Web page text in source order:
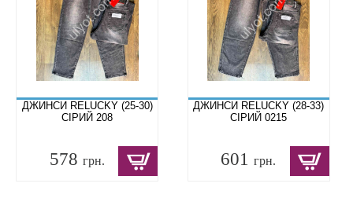
ДЖИНСИ RELUCKY (25-30)
СІРИЙ 208
578 грн.
ДЖИНСИ RELUCKY (28-33)
СІРИЙ 0215
601грн.